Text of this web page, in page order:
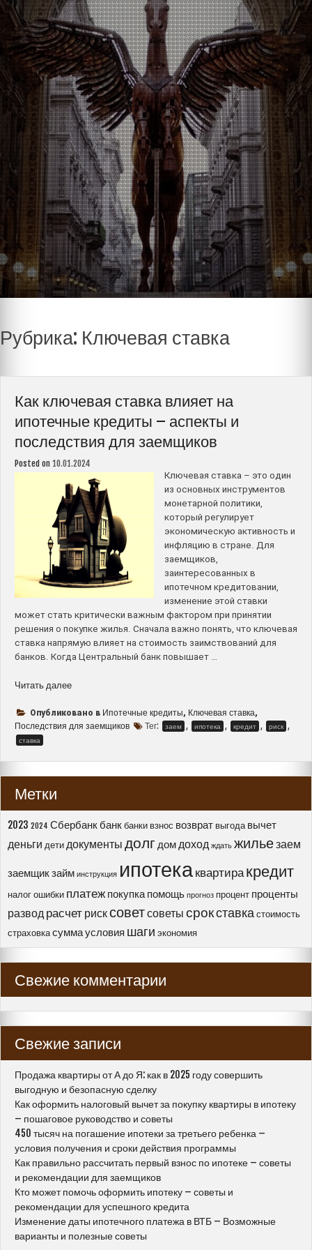
Рубрика: Ключевая ставка
Как ключевая ставка влияет на
ипотечные кредиты – аспекты и
последствия для заемщиков
Posted on 10.01.2024
Ключевая ставка – это один
из основных инструментов
монетарной политики,
который регулирует
экономическую активность и
инфляцию в стране. Для
заемщиков,
заинтересованных в
ипотечном кредитовании,
изменение этой ставки
может стать критически важным фактором при принятии
решения о покупке жилья. Сначала важно понять, что ключевая
ставка напрямую влияет на стоимость заимствований для
банков. Когда Центральный банк повышает …
Читать далее“Как
ставка
влияет
и
последствия
заемщиков”
Опубликовано в Ипотечные кредиты, Ключевая ставка,
Последствия для заемщиков Тег: заем , ипотека , кредит , риск ,
ставка
Метки
2023 2024 Сбербанкбанкбанки взнос возврат выгода вычет
деньги детидокументы долг домдоход ждать жильезаем
заемщикзайм инструкция ипотекаквартиракредит
налогошибки платеж покупка помощь прогноз процент проценты
развод расчет рисксоветсоветы срокставка стоимость
страховкасуммаусловия шаги экономия
Свежие комментарии
Свежие записи
Продажа квартиры от А до Я: как в 2025 году совершить
выгодную и безопасную сделку
Как оформить налоговый вычет за покупку квартиры в ипотеку
– пошаговое руководство и советы
450 тысяч на погашение ипотеки за третьего ребенка –
условия получения и сроки действия программы
Как правильно рассчитать первый взнос по ипотеке – советы
и рекомендации для заемщиков
Кто может помочь оформить ипотеку – советы и
рекомендации для успешного кредита
Изменение даты ипотечного платежа в ВТБ – Возможные
варианты и полезные советы